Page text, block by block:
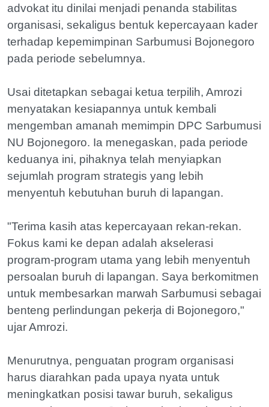
advokat itu dinilai menjadi penanda stabilitas
organisasi, sekaligus bentuk kepercayaan kader
terhadap kepemimpinan Sarbumusi Bojonegoro
pada periode sebelumnya.
Usai ditetapkan sebagai ketua terpilih, Amrozi
menyatakan kesiapannya untuk kembali
mengemban amanah memimpin DPC Sarbumusi
NU Bojonegoro. Ia menegaskan, pada periode
keduanya ini, pihaknya telah menyiapkan
sejumlah program strategis yang lebih
menyentuh kebutuhan buruh di lapangan.
"Terima kasih atas kepercayaan rekan-rekan.
Fokus kami ke depan adalah akselerasi
program-program utama yang lebih menyentuh
persoalan buruh di lapangan. Saya berkomitmen
untuk membesarkan marwah Sarbumusi sebagai
benteng perlindungan pekerja di Bojonegoro,"
ujar Amrozi.
Menurutnya, penguatan program organisasi
harus diarahkan pada upaya nyata untuk
meningkatkan posisi tawar buruh, sekaligus